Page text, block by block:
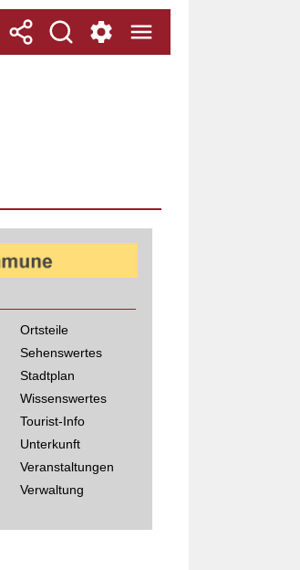
Ortsteile
Sehenswertes
Stadtplan
Wissenswertes
Tourist-Info
Unterkunft
Veranstaltungen
Verwaltung